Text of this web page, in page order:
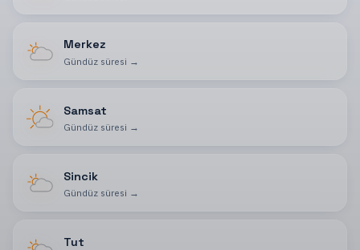
Merkez
Gündüz süresi →
Samsat
Gündüz süresi →
Sincik
Gündüz süresi →
Tut